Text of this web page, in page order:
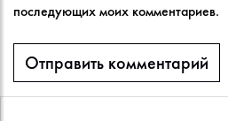
последующих моих комментариев.